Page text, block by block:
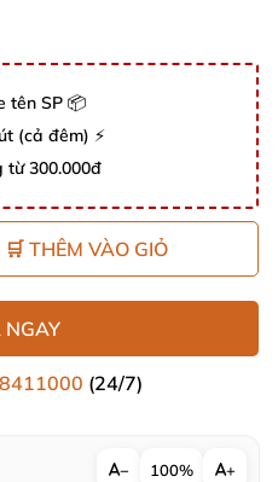
tên SP 📦
(cả đêm) ⚡
từ 300.000đ
🛒 THÊM VÀO GIỎ
NGAY
(24/7)
− 100% +